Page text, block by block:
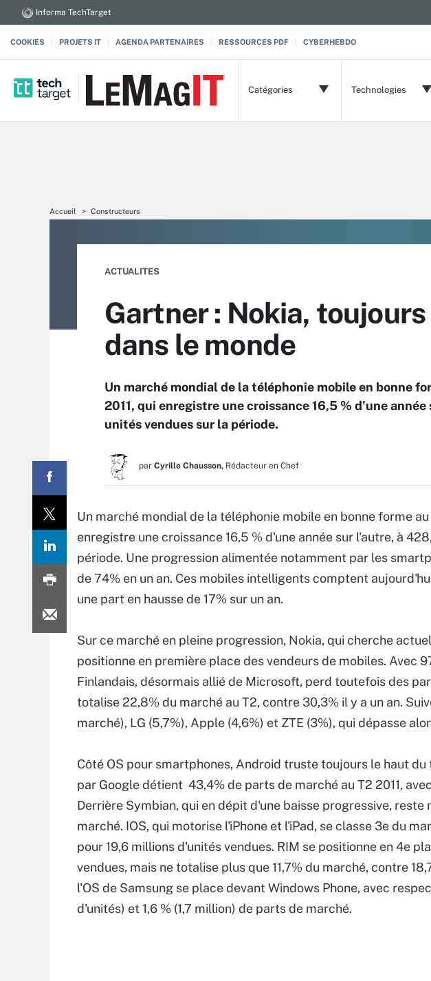
Informa TechTarget
COOKIES PROJETS IT AGENDA PARTENAIRES RESSOURCES PDF CYBERHEBDO
Catégories Technologies
Accueil Constructeurs
ACTUALITES
Gartner : Nokia,
dans le monde
Un marché mondial de la téléphonie mobile en bonne
2011, qui enregistre une croissance 16,5 % d'une
unités vendues sur la période.
par Cyrille Chausson, Rédacteur en Chef
Un marché mondial de la téléphonie mobile en bonne forme
enregistre une croissance 16,5 % d'une année sur l'autre, à
période. Une progression alimentée notamment par les
de 74% en un an. Ces mobiles intelligents comptent
une part en hausse de 17% sur un an.
Sur ce marché en pleine progression, Nokia, qui cherche
positionne en première place des vendeurs de mobiles. Avec
Finlandais, désormais allié de Microsoft, perd toutefois des
totalise 22,8% du marché au T2, contre 30,3% il y a un an.
marché), LG (5,7%), Apple (4,6%) et ZTE (3%), qui dépasse
Côté OS pour smartphones, Android truste toujours le haut du
par Google détient 43,4% de parts de marché au T2 2011,
Derrière Symbian, qui en dépit d'une baisse progressive, reste
marché. IOS, qui motorise l'iPhone et l'iPad, se classe 3e du
pour 19,6 millions d'unités vendues. RIM se positionne en 4e
vendues, mais ne totalise plus que 11,7% du marché, contre
l'OS de Samsung se place devant Windows Phone, avec
d'unités) et 1,6 % (1,7 million) de parts de marché.